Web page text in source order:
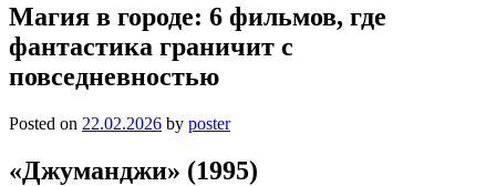
Магия в городе: 6 фильмов, где
фантастика граничит с
повседневностью
Posted on 22.02.2026 by poster
«Джуманджи» (1995)